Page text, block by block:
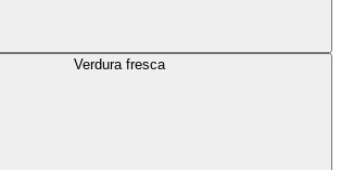
Verdura fresca